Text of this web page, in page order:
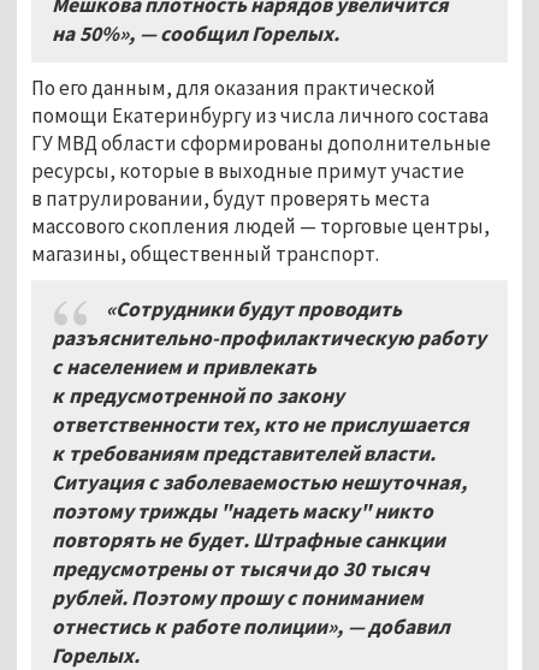
на 50%», — сообщил Горелых.
По его данным, для оказания практической
помощи Екатеринбургу из числа личного состава
ГУ МВД области сформированы дополнительные
ресурсы, которые в выходные примут участие
в патрулировании, будут проверять места
массового скопления людей — торговые центры,
магазины, общественный транспорт.
«Сотрудники будут проводить
разъяснительно-профилактическую работу
с населением и привлекать
к предусмотренной по закону
ответственности тех, кто не прислушается
к требованиям представителей власти.
Ситуация с заболеваемостью нешуточная,
поэтому трижды "надеть маску" никто
повторять не будет. Штрафные санкции
предусмотрены от тысячи до 30 тысяч
рублей. Поэтому прошу с пониманием
отнестись к работе полиции», — добавил
Горелых.